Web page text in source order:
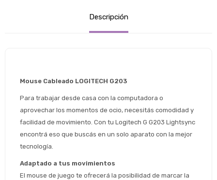
Descripción
Mouse Cableado LOGITECH G203
Para trabajar desde casa con la computadora o
aprovechar los momentos de ocio, necesitás comodidad y
facilidad de movimiento. Con tu Logitech G G203 Lightsync
encontrá eso que buscás en un solo aparato con la mejor
tecnología.
Adaptado a tus movimientos
El mouse de juego te ofrecerá la posibilidad de marcar la